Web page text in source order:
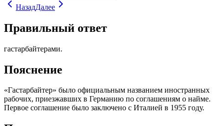
НазадДалее
Правильный ответ
гастарбайтерами.
Пояснение
«Гастарбайтер» было официальным названием иностранных
рабочих, приезжавших в Германию по соглашениям о найме.
Первое соглашение было заключено с Италией в 1955 году.